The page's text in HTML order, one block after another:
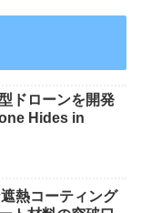
ドローンを開発
Hides in
熱コーティング